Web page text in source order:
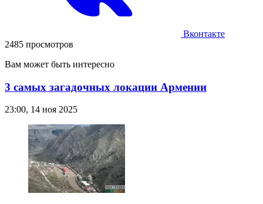
Вконтакте
2485 просмотров
Вам может быть интересно
3 самых загадочных локации Армении
23:00, 14 ноя 2025